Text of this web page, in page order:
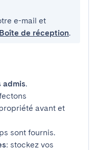
e-mail et
Boîte de réception.
admis.
avant et
sont fournis.
: stockez vos